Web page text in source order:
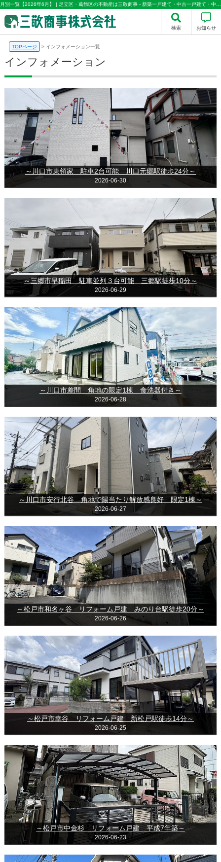
検索 お知らせ
TOPページ > インフォメーション一覧
インフォメーション
～川口市東領家 駐車2台可能 川口元郷駅徒歩24分～
2026-06-30
～三郷市早稲田 駐車並列３台可能 三郷駅徒歩10分～
2026-06-29
～川口市差間 角地の限定1棟 食洗器付き～
2026-06-28
～川口市安行北谷 角地で陽当たり解放感良好 限定1棟～
2026-06-27
～松戸市和名ヶ谷 リフォーム戸建 みのり台駅徒歩20分～
2026-06-26
～松戸市幸谷 リフォーム戸建 新松戸駅徒歩14分～
2026-06-25
～松戸市中金杉 リフォーム戸建 平成7年築～
2026-06-23